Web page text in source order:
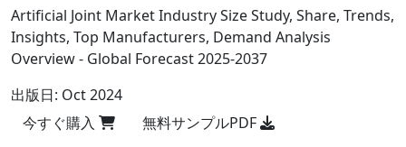
Artificial Joint Market Industry Size Study, Share, Trends,
Insights, Top Manufacturers, Demand Analysis
Overview - Global Forecast 2025-2037
出版日: Oct 2024
今すぐ購入
無料サンプルPDF